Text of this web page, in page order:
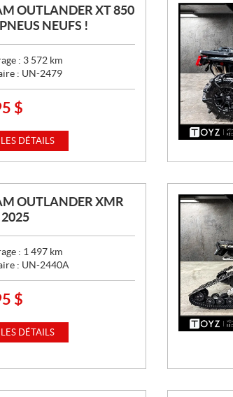
OUTLANDER XT 850
NEUFS !
: 3 572 km
: UN-2479
$
DÉTAILS
OUTLANDER XMR
: 1 497 km
: UN-2440A
$
DÉTAILS